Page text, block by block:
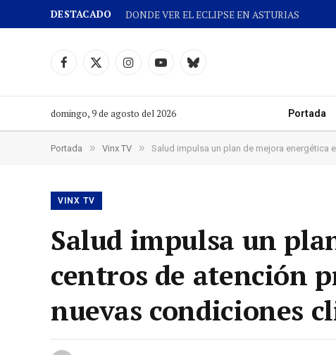
DESTACADO DONDE VER EL ECLIPSE EN ASTURIAS
Facebook
X
InstagramYouTubeCielo
domingo, 9 de agosto del 2026 Portada
Portada » Vinx TV » Salud impulsa un plan de mejora energética
VINX TV
Salud impulsa un
centros de atención
nuevas condiciones